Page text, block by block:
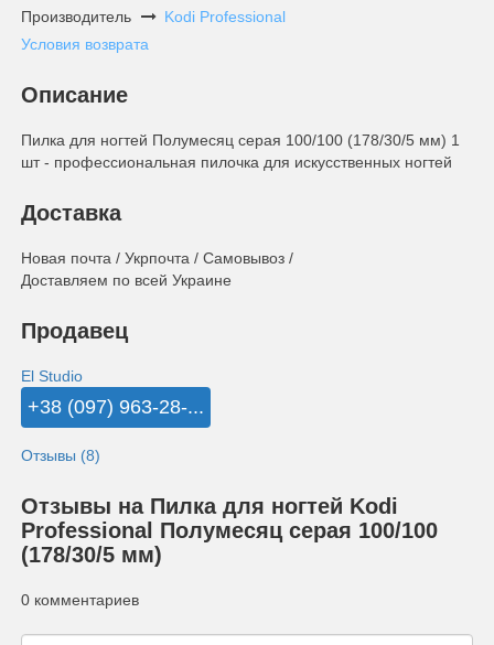
Производитель
Kodi Professional
Условия возврата
Описание
Пилка для ногтей Полумесяц серая 100/100 (178/30/5 мм) 1
шт - профессиональная пилочка для искусственных ногтей
Доставка
Новая почта / Укрпочта / Самовывоз /
Доставляем по всей Украине
Продавец
El Studio
+38 (097) 963-28-...
Отзывы (8)
Отзывы на Пилка для ногтей Kodi
Professional Полумесяц серая 100/100
(178/30/5 мм)
0 комментариев